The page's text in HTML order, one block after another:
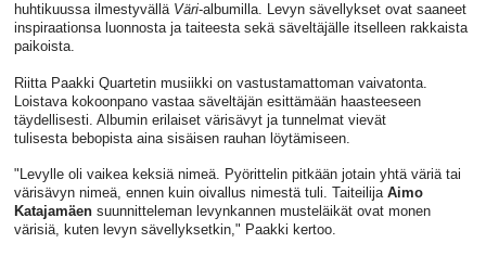
huhtikuussa ilmestyvällä Väri-albumilla. Levyn sävellykset ovat saaneet
inspiraationsa luonnosta ja taiteesta sekä säveltäjälle itselleen rakkaista
paikoista.
Riitta Paakki Quartetin musiikki on vastustamattoman vaivatonta.
Loistava kokoonpano vastaa säveltäjän esittämään haasteeseen
täydellisesti. Albumin erilaiset värisävyt ja tunnelmat vievät
tulisesta bebopista aina sisäisen rauhan löytämiseen.
"Levylle oli vaikea keksiä nimeä. Pyörittelin pitkään jotain yhtä väriä tai
värisävyn nimeä, ennen kuin oivallus nimestä tuli. TaiteilijaAimo
Katajamäensuunnitteleman levynkannen musteläikät ovat monen
värisiä, kuten levyn sävellyksetkin," Paakki kertoo.